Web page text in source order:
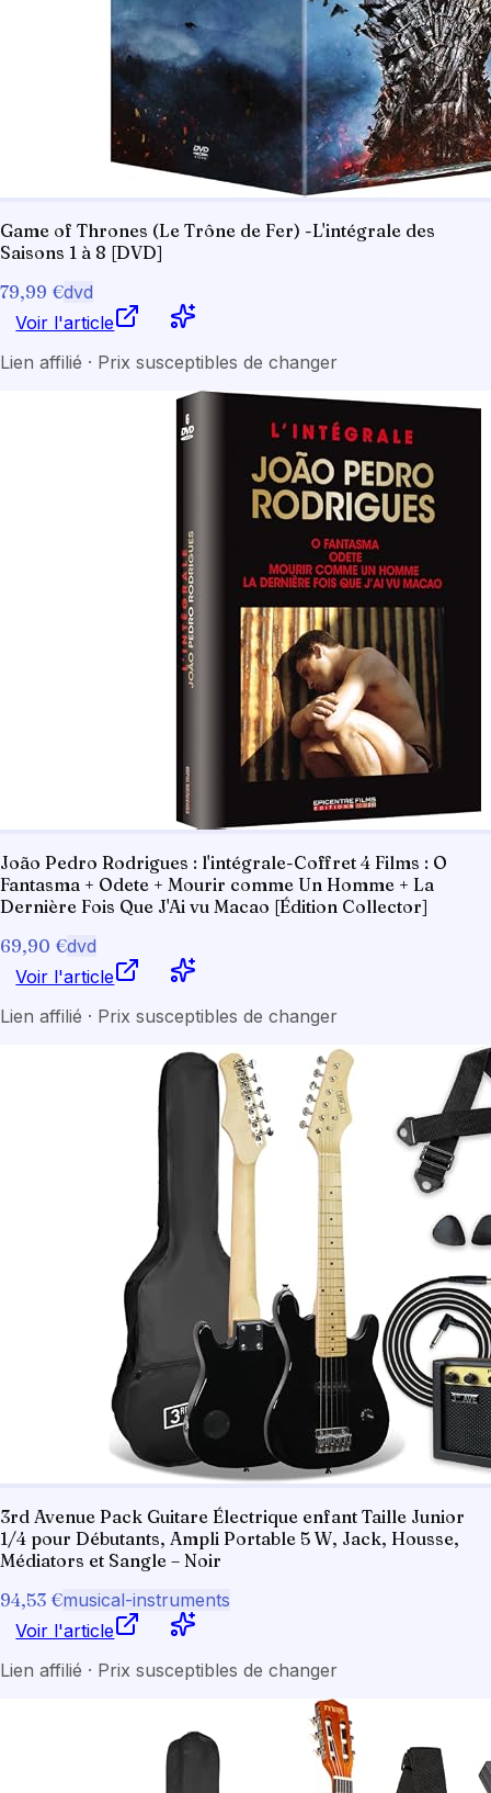
Game of Thrones (Le Trône de Fer) -L'intégrale des
Saisons 1 à 8 [DVD]
79,99 €dvd
Voir l'article
Lien affilié · Prix susceptibles de changer
João Pedro Rodrigues : l'intégrale-Coffret 4 Films : O
Fantasma + Odete + Mourir comme Un Homme + La
Dernière Fois Que J'Ai vu Macao [Édition Collector]
69,90 €dvd
Voir l'article
Lien affilié · Prix susceptibles de changer
3rd Avenue Pack Guitare Électrique enfant Taille Junior
1/4 pour Débutants, Ampli Portable 5 W, Jack, Housse,
Médiators et Sangle – Noir
94,53 €musical-instruments
Voir l'article
Lien affilié · Prix susceptibles de changer